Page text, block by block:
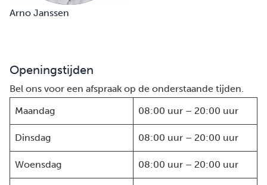
Arno Janssen
Openingstijden
Bel ons voor een afspraak op de onderstaande tijden.
Maandag
08:00 uur – 20:00 uur
Dinsdag 08:00 uur – 20:00 uur
Woensdag 08:00 uur – 20:00 uur